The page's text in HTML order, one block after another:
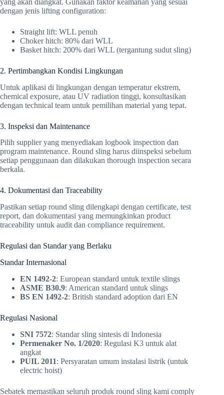
dengan jenis lifting configuration:
Straight lift: WLL penuh
Choker hitch: 80% dari WLL
Basket hitch: 200% dari WLL (tergantung sudut sling)
2. Pertimbangkan Kondisi Lingkungan
Untuk aplikasi di lingkungan dengan temperatur ekstrem,
chemical exposure, atau UV radiation tinggi, konsultasikan
dengan technical team untuk pemilihan material yang tepat.
3. Inspeksi dan Maintenance
Pilih supplier yang menyediakan logbook inspection dan
program maintenance. Round sling harus diinspeksi sebelum
setiap penggunaan dan dilakukan thorough inspection secara
berkala.
4. Dokumentasi dan Traceability
Pastikan setiap round sling dilengkapi dengan certificate, test
report, dan dokumentasi yang memungkinkan product
traceability untuk audit dan compliance requirement.
Regulasi dan Standar yang Berlaku
Standar Internasional
EN 1492-2: European standard untuk textile slings
ASME B30.9: American standard untuk slings
BS EN 1492-2: British standard adoption dari EN
Regulasi Nasional
SNI 7572: Standar sling sintesis di Indonesia
Permenaker No. 1/2020: Regulasi K3 untuk alat
angkat
PUIL 2011: Persyaratan umum instalasi listrik (untuk
electric hoist)
Sebatek memastikan seluruh produk round sling kami comply